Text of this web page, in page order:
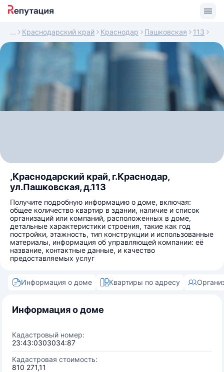
Краснодарский край Краснодар Пашковская 113
,Краснодарский край, г.Краснодар,
ул.Пашковская, д.113
Получите подробную информацию о доме, включая:
общее количество квартир в здании, наличие и список
организаций или компаний, расположенных в доме,
детальные характеристики строения, такие как год
постройки, этажность, тип конструкции и использованные
материалы, информация об управляющей компании: её
название, контактные данные, и качество
предоставляемых услуг
Информация о доме Квартиры по адресу
Информация о доме
Кадастровый номер:
23:43:0303034:87
Кадастровая стоимость:
810 271,11